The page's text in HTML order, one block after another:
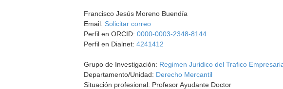
Francisco Jesús Moreno Buendía
Email: Solicitar correo
Perfil en ORCID:0000-0003-2348-8144
Perfil en Dialnet:4241412
Grupo de Investigación: Regimen Juridico del Trafico
Departamento/Unidad: Derecho Mercantil
Situación profesional: Profesor Ayudante Doctor